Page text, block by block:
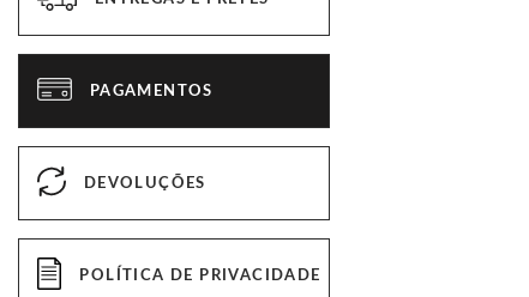
PAGAMENTOS
DEVOLUÇÕES
POLÍTICA DE PRIVACIDADE